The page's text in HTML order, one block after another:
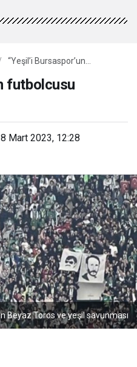
“Yeşil’i Bursaspor’un
futbolcusu
8 Mart 2023, 12:28
Beyaz Toros ve yeşil savunması